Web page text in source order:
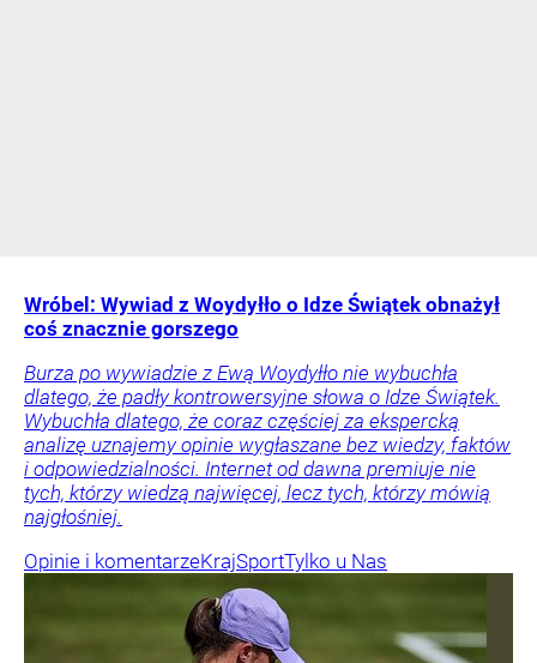
Wróbel: Wywiad z Woydyłło o Idze Świątek obnażył
coś znacznie gorszego
Burza po wywiadzie z Ewą Woydyłło nie wybuchła
dlatego, że padły kontrowersyjne słowa o Idze Świątek.
Wybuchła dlatego, że coraz częściej za ekspercką
analizę uznajemy opinie wygłaszane bez wiedzy, faktów
i odpowiedzialności. Internet od dawna premiuje nie
tych, którzy wiedzą najwięcej, lecz tych, którzy mówią
najgłośniej.
Opinie i komentarzeKrajSportTylko u Nas